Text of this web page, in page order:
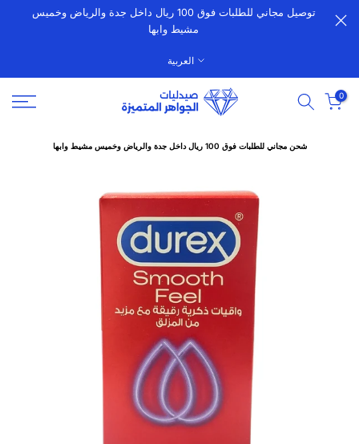
الانتقالتوصيل مجاني للطلبات فوق 100 ريال داخل جدة والرياض وخميس
مشيط وابها
العربية
0
شحن مجاني للطلبات فوق 100 ريال داخل جدة والرياض وخميس مشيط وابها